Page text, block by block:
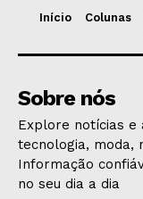
Início Colunas
Sobre nós
Explore notícias e
tecnologia, moda,
Informação
no seu dia a dia